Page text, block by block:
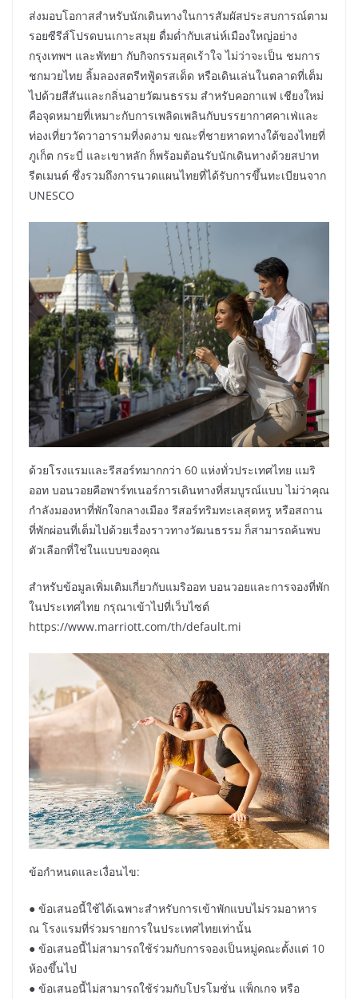
ส่งมอบโอกาสสำหรับนักเดินทางในการสัมผัสประสบการณ์ตาม
รอยซีรีส์โปรดบนเกาะสมุย ดื่มด่ำกับเสน่ห์เมืองใหญ่อย่าง
กรุงเทพฯ และพัทยา กับกิจกรรมสุดเร้าใจ ไม่ว่าจะเป็น ชมการ
ชกมวยไทย ลิ้มลองสตรีทฟู้ดรสเด็ด หรือเดินเล่นในตลาดที่เต็ม
ไปด้วยสีสันและกลิ่นอายวัฒนธรรม สำหรับคอกาแฟ เชียงใหม่
คือจุดหมายที่เหมาะกับการเพลิดเพลินกับบรรยากาศคาเฟ่และ
ท่องเที่ยววัดวาอารามที่งดงาม ขณะที่ชายหาดทางใต้ของไทยที่
ภูเก็ต กระบี่ และเขาหลัก ก็พร้อมต้อนรับนักเดินทางด้วยสปาท
รีตเมนต์ ซึ่งรวมถึงการนวดแผนไทยที่ได้รับการขึ้นทะเบียนจาก
UNESCO
ด้วยโรงแรมและรีสอร์ทมากกว่า 60 แห่งทั่วประเทศไทย แมริ
ออท บอนวอยคือพาร์ทเนอร์การเดินทางที่สมบูรณ์แบบ ไม่ว่าคุณ
กำลังมองหาที่พักใจกลางเมือง รีสอร์ทริมทะเลสุดหรู หรือสถาน
ที่พักผ่อนที่เต็มไปด้วยเรื่องราวทางวัฒนธรรม ก็สามารถค้นพบ
ตัวเลือกที่ใช่ในแบบของคุณ
สำหรับข้อมูลเพิ่มเติมเกี่ยวกับแมริออท บอนวอยและการจองที่พัก
ในประเทศไทย กรุณาเข้าไปที่เว็บไซต์
https://www.marriott.com/th/default.mi
ข้อกำหนดและเงื่อนไข:
● ข้อเสนอนี้ใช้ได้เฉพาะสำหรับการเข้าพักแบบไม่รวมอาหาร
ณ โรงแรมที่ร่วมรายการในประเทศไทยเท่านั้น
● ข้อเสนอนี้ไม่สามารถใช้ร่วมกับการจองเป็นหมู่คณะตั้งแต่ 10
ห้องขึ้นไป
● ข้อเสนอนี้ไม่สามารถใช้ร่วมกับโปรโมชั่น แพ็กเกจ หรือ